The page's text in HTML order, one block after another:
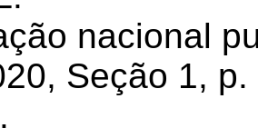
nacional
Seção 1,
.